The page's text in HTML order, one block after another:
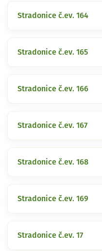
Stradonice č.ev. 164
Stradonice č.ev. 165
Stradonice č.ev. 166
Stradonice č.ev. 167
Stradonice č.ev. 168
Stradonice č.ev. 169
Stradonice č.ev. 17